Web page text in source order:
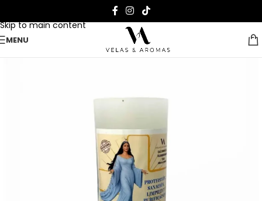
Skip to main content
MENU